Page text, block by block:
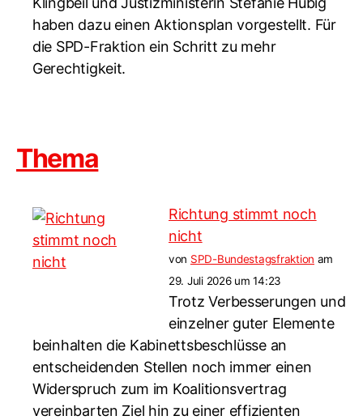
haben dazu einen Aktionsplan vorgestellt. Für
die SPD-Fraktion ein Schritt zu mehr
Gerechtigkeit.
Thema
Richtung stimmt noch
nicht
von SPD-Bundestagsfraktion am
29. Juli 2026 um 14:23
Trotz Verbesserungen und
einzelner guter Elemente
beinhalten die Kabinettsbeschlüsse an
entscheidenden Stellen noch immer einen
Widerspruch zum im Koalitionsvertrag
vereinbarten Ziel hin zu einer effizienten